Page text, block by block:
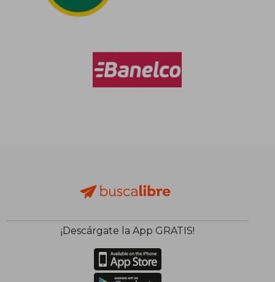
¡Descárgate la App GRATIS!